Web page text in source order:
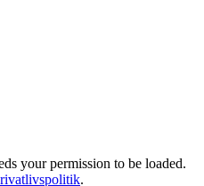
your permission to be loaded.
.